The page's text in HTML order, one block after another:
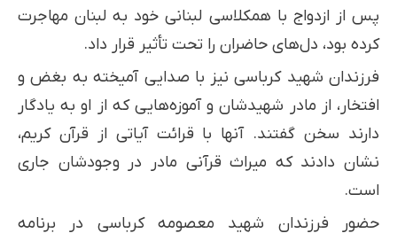
پس از ازدواج با همکلاسی لبنانی خود به لبنان مهاجرت
کرده بود، دل‌های حاضران را تحت تأثیر قرار داد.
فرزندان شهید کرباسی نیز با صدایی آمیخته به بغض و
افتخار، از مادر شهیدشان و آموزه‌هایی که از او به یادگار
دارند سخن گفتند. آنها با قرائت آیاتی از قرآن کریم،
نشان دادند که میراث قرآنی مادر در وجودشان جاری
است.
حضور فرزندان شهید معصومه کرباسی در برنامه